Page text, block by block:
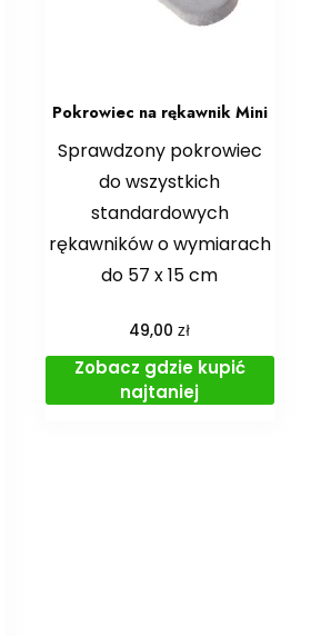
Pokrowiec na rękawnik Mini
Sprawdzony pokrowiec
do wszystkich
standardowych
rękawników o wymiarach
do 57 x 15 cm
49,00zł
Zobacz gdzie kupić
najtaniej